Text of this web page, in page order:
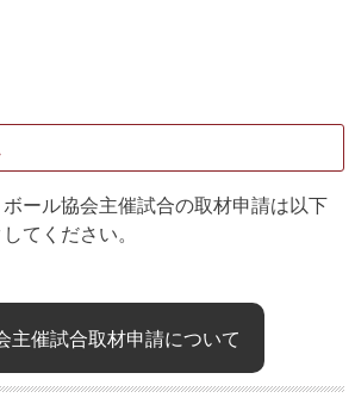
ール協会主催試合の取材申請は以下
てください。
主催試合取材申請について